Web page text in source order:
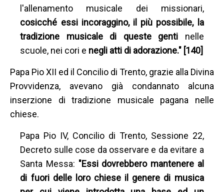
l'allenamento musicale dei missionari,
cosicché essi incoraggino, il più possibile, la
tradizione musicale di queste genti nelle
scuole, nei cori e negli atti di adorazione." [140]
Papa Pio XII ed il Concilio di Trento, grazie alla Divina
Provvidenza, avevano già condannato alcuna
inserzione di tradizione musicale pagana nelle
chiese.
Papa Pio IV, Concilio di Trento, Sessione 22,
Decreto sulle cose da osservare e da evitare a
Santa Messa: "Essi dovrebbero mantenere al
di fuori delle loro chiese il genere di musica